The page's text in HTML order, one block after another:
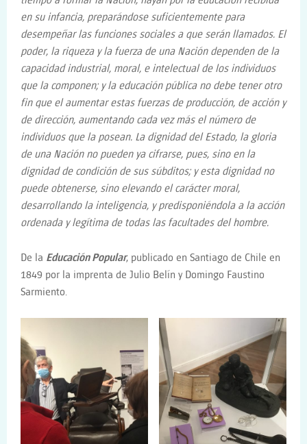
en su infancia, preparándose suficientemente para
desempeñar las funciones sociales a que serán llamados. El
poder, la riqueza y la fuerza de una Nación dependen de la
capacidad industrial, moral, e intelectual de los individuos
que la componen; y la educación pública no debe tener otro
fin que el aumentar estas fuerzas de producción, de acción y
de dirección, aumentando cada vez más el número de
individuos que la posean. La dignidad del Estado, la gloria
de una Nación no pueden ya cifrarse, pues, sino en la
dignidad de condición de sus súbditos; y esta dignidad no
puede obtenerse, sino elevando el carácter moral,
desarrollando la inteligencia, y predisponiéndola a la acción
ordenada y legítima de todas las facultades del hombre.
De la Educación Popular, publicado en Santiago de Chile en
1849 por la imprenta de Julio Belín y Domingo Faustino
Sarmiento.